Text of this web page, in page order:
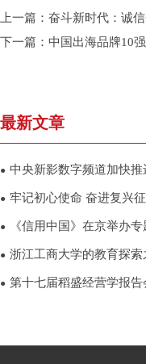
上一篇： 奋斗新时代：诚
下一篇： 中国出海品牌10
最新文章
● 中央新影数字频道加快推
● 牢记初心使命 奋进复兴
● 《信用中国》在京举办
● 浙江工商大学的教育探索
● 第十七届稻盛经营学报告